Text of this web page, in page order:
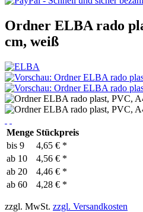
Ordner ELBA rado
cm, weiß
Menge Stückpreis
bis 9
4,65 € *
ab 10
4,56 € *
ab 20
4,46 € *
ab 60 4,28 € *
zzgl. MwSt. zzgl. Versandkosten